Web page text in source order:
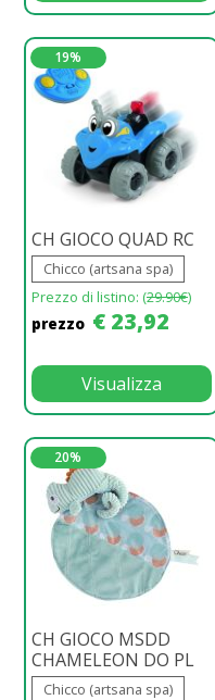
19%
CH GIOCO QUAD RC
Chicco (artsana spa)
Prezzo di listino: (29.90€)
prezzo € 23,92
Visualizza
20%
CH GIOCO MSDD
CHAMELEON DO PL
Chicco (artsana spa)